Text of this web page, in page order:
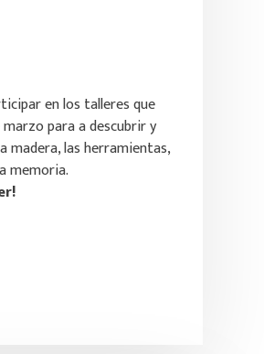
en los talleres que
para a descubrir y
madera, las herramientas,
memoria.